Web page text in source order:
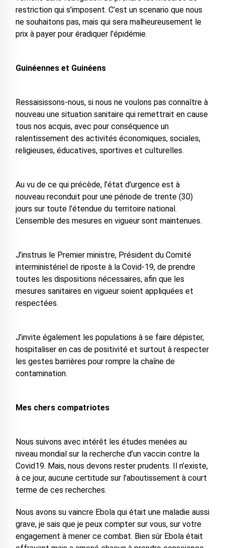
restriction qui s’imposent. C’est un scenario que nous
ne souhaitons pas, mais qui sera malheureusement le
prix à payer pour éradiquer l’épidémie.
Guinéennes et Guinéens
Ressaisissons-nous, si nous ne voulons pas connaître à
nouveau une situation sanitaire qui remettrait en cause
tous nos acquis, avec pour conséquence un
ralentissement des activités économiques, sociales,
religieuses, éducatives, sportives et culturelles.
Au vu de ce qui précède, l’état d’urgence est à
nouveau reconduit pour une période de trente (30)
jours sur toute l’étendue du territoire national.
L’ensemble des mesures en vigueur sont maintenues.
J’instruis le Premier ministre, Président du Comité
interministériel de riposte à la Covid-19, de prendre
toutes les dispositions nécessaires, afin que les
mesures sanitaires en vigueur soient appliquées et
respectées.
J’invite également les populations à se faire dépister,
hospitaliser en cas de positivité et surtout à respecter
les gestes barrières pour rompre la chaîne de
contamination.
Mes chers compatriotes
Nous suivons avec intérêt les études menées au
niveau mondial sur la recherche d’un vaccin contre la
Covid19. Mais, nous devons rester prudents. Il n’existe,
à ce jour, aucune certitude sur l’aboutissement à court
terme de ces recherches.
Nous avons su vaincre Ebola qui était une maladie aussi
grave, je sais que je peux compter sur vous, sur votre
engagement à mener ce combat. Bien sûr Ebola était